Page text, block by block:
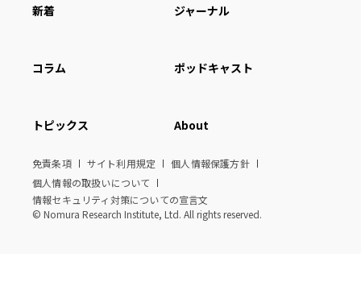
新着 ジャーナル
コラム ポッドキャスト
トピックス About
免責条項 サイト利用規定
個人情報保護方針
個人情報の取扱いについて
情報セキュリティ対策についての宣言文
© Nomura Research Institute, Ltd. All rights reserved.